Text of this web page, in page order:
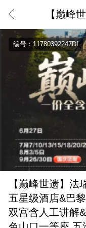
编号：11780392247Df
【巅峰世遗】
五星级酒店&巴
双宫含人工讲解